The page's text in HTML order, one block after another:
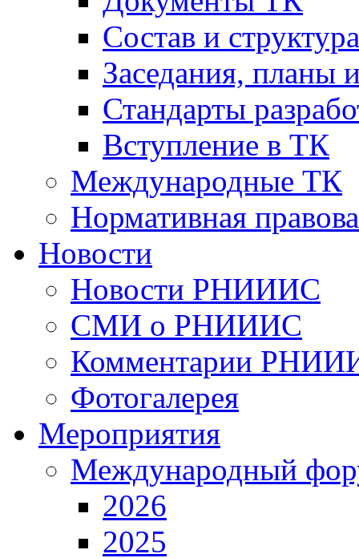
Cостав и
Заседания, планы
Стандарты
Вступление в ТК
Международные ТК
Нормативная
Новости
Новости РНИИИС
СМИ о РНИИИС
Комментарии
Фотогалерея
Мероприятия
Международный
2026
2025